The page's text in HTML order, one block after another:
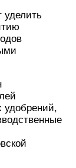
уделить
удобрений,